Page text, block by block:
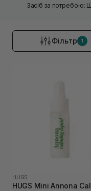
Засіб за потребою:
Фільтр 1
HUGS
HUGS Mini Annona